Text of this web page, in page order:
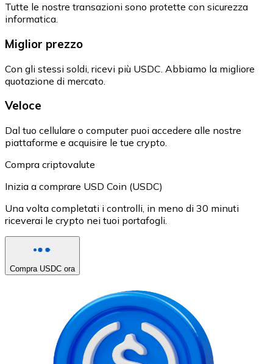
Tutte le nostre transazioni sono protette con sicurezza
informatica.
Miglior prezzo
Con gli stessi soldi, ricevi più USDC. Abbiamo la migliore
quotazione di mercato.
Veloce
Dal tuo cellulare o computer puoi accedere alle nostre
piattaforme e acquisire le tue crypto.
Compra criptovalute
Inizia a comprare USD Coin (USDC)
Una volta completati i controlli, in meno di 30 minuti
riceverai le crypto nei tuoi portafogli.
Compra USDC ora